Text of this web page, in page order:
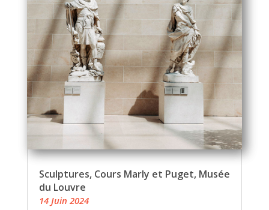
Sculptures, Cours Marly et Puget, Musée
du Louvre
14 Juin 2024